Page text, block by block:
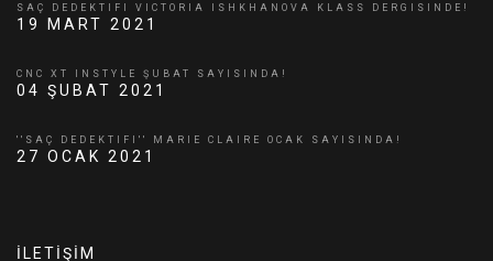
SAÇ DEDEKTIFI VICTORIA ISHKHANOVA KLASS DERGISINDE!
19 MART 2021
CNC XT INSTYLE ŞUBAT SAYISINDA!
04 ŞUBAT 2021
''SAÇ DEDEKTIFI'' MARIE CLAIRE OCAK SAYISINDA!
27 OCAK 2021
İLETİŞİM